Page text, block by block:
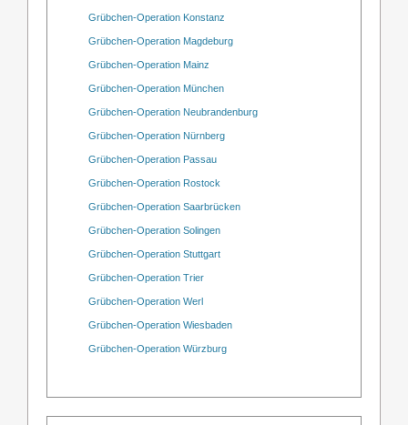
Grübchen-Operation Konstanz
Grübchen-Operation Magdeburg
Grübchen-Operation Mainz
Grübchen-Operation München
Grübchen-Operation Neubrandenburg
Grübchen-Operation Nürnberg
Grübchen-Operation Passau
Grübchen-Operation Rostock
Grübchen-Operation Saarbrücken
Grübchen-Operation Solingen
Grübchen-Operation Stuttgart
Grübchen-Operation Trier
Grübchen-Operation Werl
Grübchen-Operation Wiesbaden
Grübchen-Operation Würzburg